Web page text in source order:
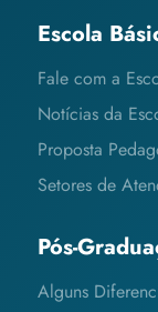
Escola
Fale com a
Notícias da
Proposta
Setores de
Pós-
Alguns